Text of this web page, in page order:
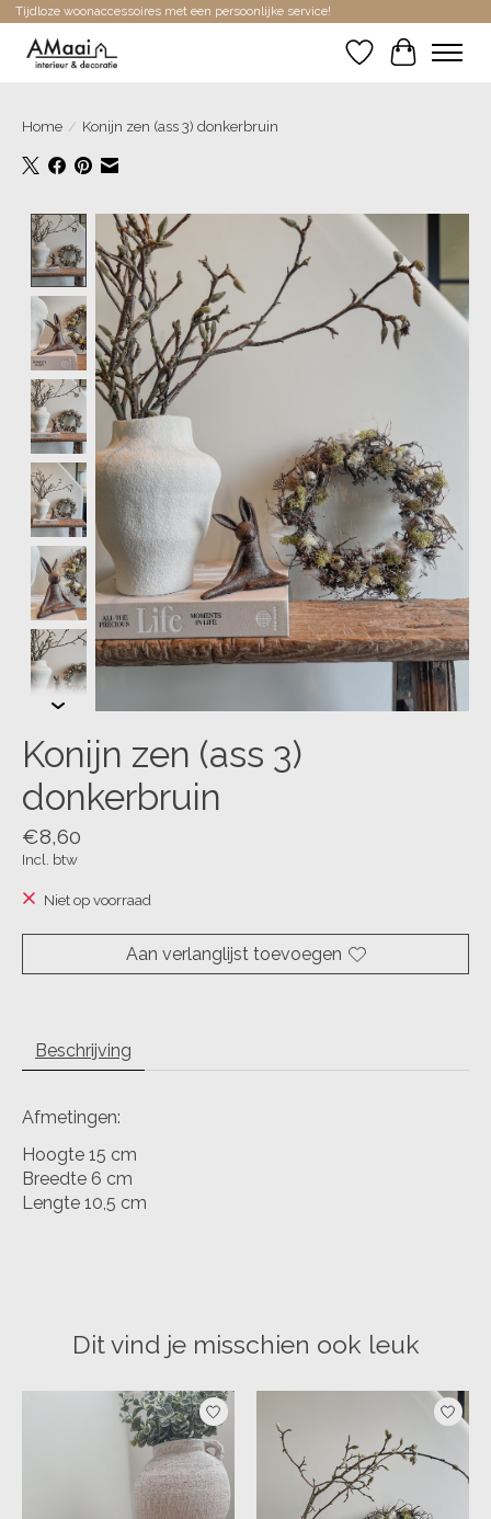
Tijdloze woonaccessoires met een persoonlijke service!
Verlanglijst
Home / Konijn zen (ass 3) donkerbruin
Product image slideshow Items
Konijn zen (ass 3)
donkerbruin
€8,60
Incl. btw
Niet op voorraad
Aan verlanglijst toevoegen
Beschrijving
Afmetingen:
Hoogte 15 cm
Breedte 6 cm
Lengte 10,5 cm
Dit vind je misschien ook leuk
Items van productcarrousel